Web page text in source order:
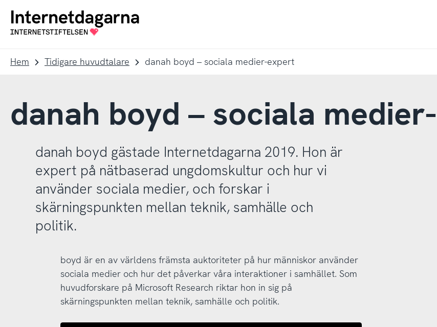
navigation
innehåll
Till
Hem Tidigare huvudtalare danah boyd – sociala medier-expert
danah boyd – sociala
danah boyd gästade Internetdagarna 2019. Hon är
expert på nätbaserad ungdomskultur och hur vi
använder sociala medier, och forskar i
skärningspunkten mellan teknik, samhälle och
politik.
boyd är en av världens främsta auktoriteter på hur människor använder
sociala medier och hur det påverkar våra interaktioner i samhället. Som
huvudforskare på Microsoft Research riktar hon in sig på
skärningspunkten mellan teknik, samhälle och politik.